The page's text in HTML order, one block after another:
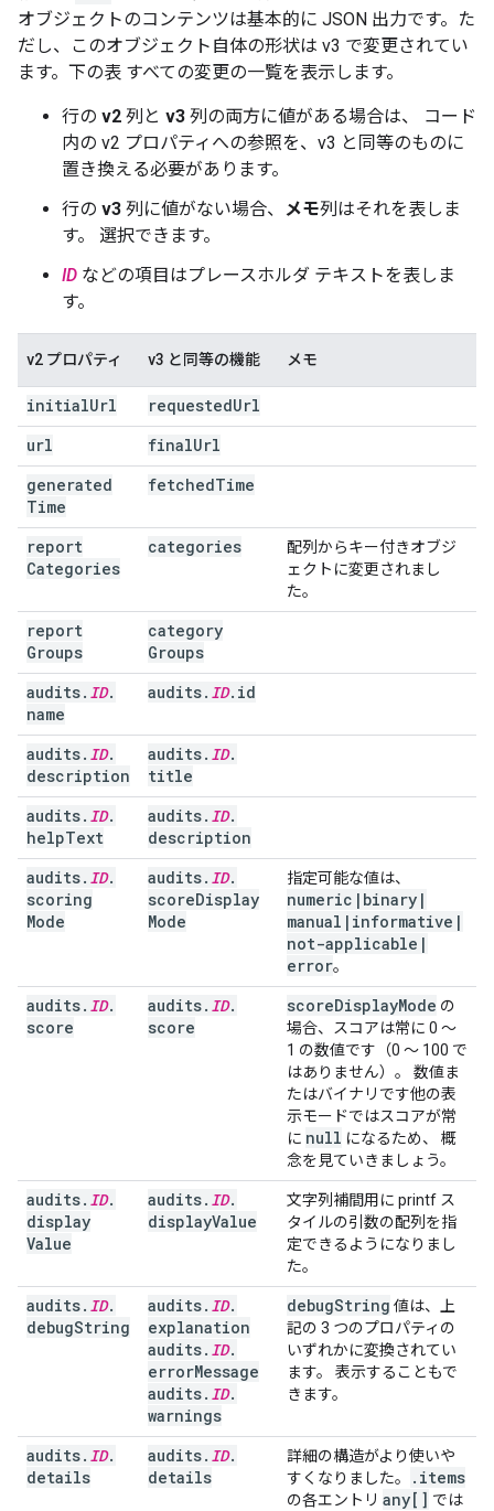
オブジェクトのコンテンツは基本的に JSON 出力です。た
だし、このオブジェクト自体の形状は v3 で変更されてい
ます。下の表 すべての変更の一覧を表示します。
行の v2 列と v3 列の両方に値がある場合は、 コード
内の v2 プロパティへの参照を、v3 と同等のものに
置き換える必要があります。
行の v3 列に値がない場合、 メモ列はそれを表しま
す。 選択できます。
ID などの項目はプレースホルダ テキストを表しま
す。
v2 プロパティ v3 と同等の機能 メモ
initialUrl requestedUrl
url
finalUrl
generated
Time
fetchedTime
report
Categories
categories
配列からキー付きオブジ
ェクトに変更されまし
た。
report
Groups
category
Groups
audits. ID.
name
audits. ID. id
audits. ID.
description
audits. ID.
title
audits. ID.
helpText
audits. ID.
description
audits. ID.
scoring
Mode
audits. ID.
scoreDisplay
Mode
指定可能な値は、
numeric | binary |
manual | informative |
not-applicable |
error。
audits. ID.
score
audits. ID.
score
scoreDisplayMode の
場合、スコアは常に 0 ～
1 の数値です（0 ～ 100 で
はありません）。 数値ま
たはバイナリです他の表
示モードではスコアが常
に null になるため、 概
念を見ていきましょう。
audits. ID.
display
Value
audits. ID.
displayValue
文字列補間用に printf ス
タイルの引数の配列を指
定できるようになりまし
た。
audits. ID.
debugString
audits. ID.
explanation
audits. ID.
errorMessage
audits. ID.
warnings
debugString 値は、上
記の 3 つのプロパティの
いずれかに変換されてい
ます。 表示することもで
きます。
audits. ID.
details
audits. ID.
details
詳細の構造がより使いや
すくなりました。
. items
の各エントリ any[] では